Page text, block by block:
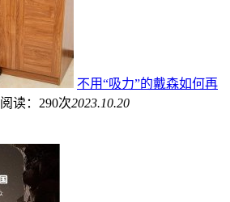
不用“吸力”的戴森如何再
阅读：290次2023.10.20